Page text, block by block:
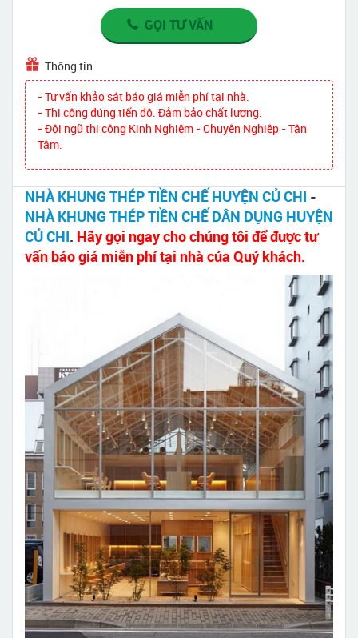
GỌI TƯ VẤN
Thông tin
- Tư vấn khảo sát báo giá miễn phí tại nhà.
- Thi công đúng tiến độ. Đảm bảo chất lượng.
- Đội ngũ thi công Kinh Nghiệm - Chuyên Nghiệp - Tận
Tâm.
NHÀ KHUNG THÉP TIỀN CHẾ HUYỆN CỦ CHI -
NHÀ KHUNG THÉP TIỀN CHẾ DÂN DỤNG HUYỆN
CỦ CHI. Hãy gọi ngay cho chúng tôi để được tư
vấn báo giá miễn phí tại nhà của Quý khách.